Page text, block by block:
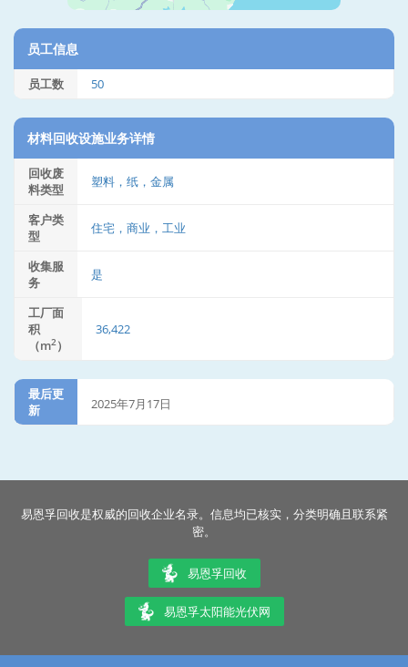
员工信息
员工数 50
材料回收设施业务详情
回收废
料类型
塑料，纸，金属
客户类
型
住宅，商业，工业
收集服
务
是
工厂面
积
（m2）
36,422
最后更
新
2025年7月17日
易恩孚回收是权威的回收企业名录。信息均已核实，分类明确且联系紧
密。
易恩孚回收
易恩孚太阳能光伏网